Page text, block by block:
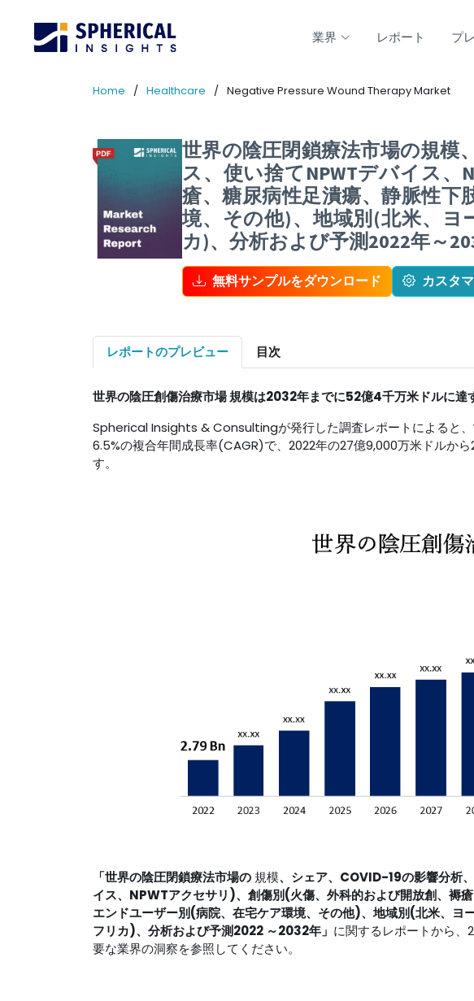
業界 レポート プ
Home Healthcare Negative Pressure Wound Therapy Market
世界の陰圧閉鎖療法市場の規模
ス、使い捨てNPWTデバイス
瘡、糖尿病性足潰瘍、静脈性
境、その他)、地域別(北米、ヨ
カ)、分析および予測2022年～
無料サンプルをダウンロード カスタ
レポートのプレビュー 目次
世界の陰圧創傷治療市場規模は2032年までに52億4千万米ドルに達
Spherical Insights & Consultingが発行した調査レポートによると、
6.5%の複合年間成長率(CAGR)で、2022年の27億9,000万米ドルか
す。
「世界の陰圧閉鎖療法市場の 規模、シェア、COVID-19の影響分析、
イス、NPWTアクセサリ)、創傷別(火傷、外科的および開放創、褥
エンドユーザー別(病院、在宅ケア環境、その他)、地域別(北米、ヨ
フリカ)、分析および予測2022 ～2032年 」 に関するレポートから、
要な業界の洞察を参照してください。